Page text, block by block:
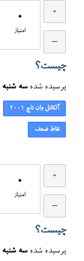
0
امتیاز
چیست؟
پرسیده شده سه شنبه ۳ تیر ۱۳۹۳
آلکاتل وان تاچ ۲۰۰۱
نقاط ضعف
0
امتیاز
چیست؟
پرسیده شده سه شنبه ۳ تیر ۱۳۹۳